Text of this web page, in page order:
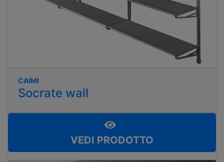
CAIMI
Socrate wall
VEDI PRODOTTO